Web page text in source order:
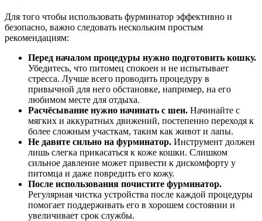
Для того чтобы использовать фурминатор эффективно и
безопасно, важно следовать нескольким простым
рекомендациям:
Перед началом процедуры нужно подготовить кошку.
Убедитесь, что питомец спокоен и не испытывает
стресса. Лучше всего проводить процедуру в
привычной для него обстановке, например, на его
любимом месте для отдыха.
Расчёсывание нужно начинать с шеи. Начинайте с
мягких и аккуратных движений, постепенно переходя к
более сложным участкам, таким как живот и лапы.
Не давите сильно на фурминатор. Инструмент должен
лишь слегка прикасаться к коже кошки. Слишком
сильное давление может привести к дискомфорту у
питомца и даже повредить его кожу.
После использования почистите фурминатор.
Регулярная чистка устройства после каждой процедуры
помогает поддерживать его в хорошем состоянии и
увеличивает срок службы.